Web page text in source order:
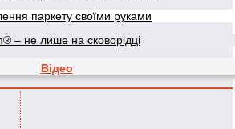
паркету своїми руками
– не лише на сковорідці
Відео